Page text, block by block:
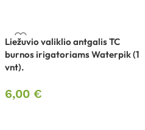
Liežuvio valiklio antgalis TC
burnos irigatoriams Waterpik (1
vnt).
6,00 €